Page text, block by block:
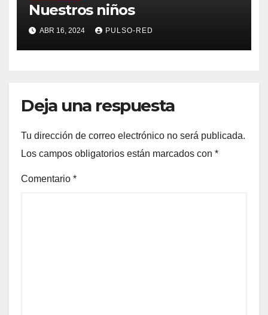
Nuestros niños
ABR 16, 2024 PULSO-RED
Deja una respuesta
Tu dirección de correo electrónico no será publicada.
Los campos obligatorios están marcados con *
Comentario *